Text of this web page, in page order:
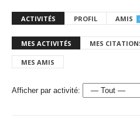
ACTIVITÉS PROFIL AMIS
MES ACTIVITÉS MES
MES AMIS
Afficher par activité: